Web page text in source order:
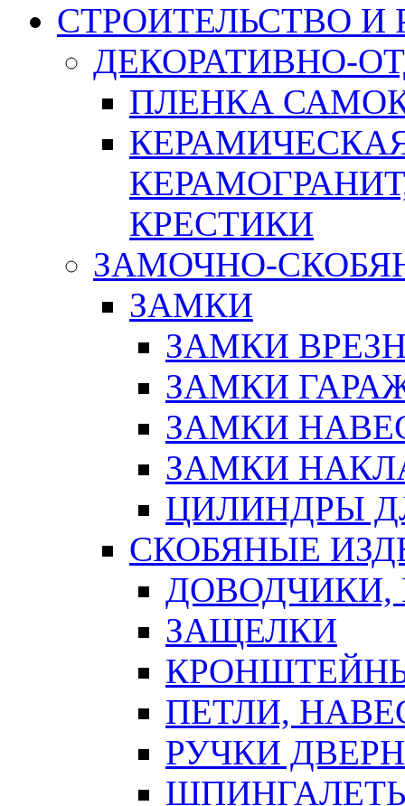
СТРОИТЕЛЬСТВО И
ДЕКОРАТИВНО-
ПЛЕНКА
КРЕСТИКИ
ЗАМОЧНО-
ЗАМКИ
ЗАМКИ
ЗАМКИ
ЗАМКИ
ЗАМКИ
ЦИЛИНДРЫ
СКОБЯНЫЕ
ЗАЩЕЛКИ
ПЕТЛИ,
РУЧКИ